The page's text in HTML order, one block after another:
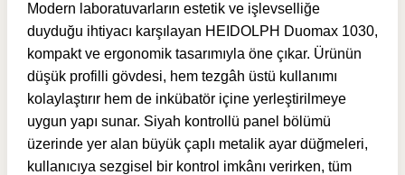
Modern laboratuvarların estetik ve işlevselliğe
duyduğu ihtiyacı karşılayan HEIDOLPH Duomax 1030,
kompakt ve ergonomik tasarımıyla öne çıkar. Ürünün
düşük profilli gövdesi, hem tezgâh üstü kullanımı
kolaylaştırır hem de inkübatör içine yerleştirilmeye
uygun yapı sunar. Siyah kontrollü panel bölümü
üzerinde yer alan büyük çaplı metalik ayar düğmeleri,
kullanıcıya sezgisel bir kontrol imkânı verirken, tüm